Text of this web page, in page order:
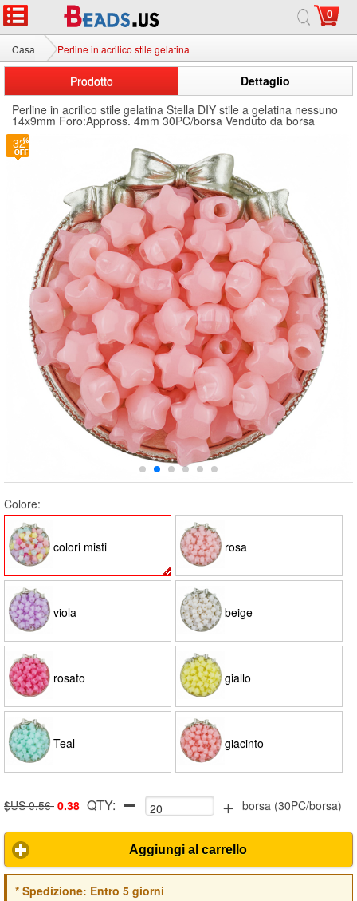
0
Casa Perline in acrilico stile gelatina
Prodotto
Dettaglio
Perline in acrilico stile gelatina Stella DIY stile a gelatina nessuno
14x9mm Foro:Appross. 4mm 30PC/borsa Venduto da borsa
Colore:
colori misti rosa
viola beige
rosato giallo
Teal giacinto
$US 0.56 0.38 QTY: + borsa(30PC/borsa)
Aggiungi al carrello
*Spedizione: Entro 5 giorni